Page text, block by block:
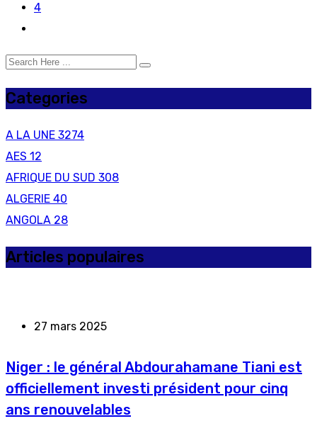
4
Categories
A LA UNE 3274
AES 12
AFRIQUE DU SUD 308
ALGERIE 40
ANGOLA 28
Articles populaires
27 mars 2025
Niger : le général Abdourahamane Tiani est
officiellement investi président pour cinq
ans renouvelables